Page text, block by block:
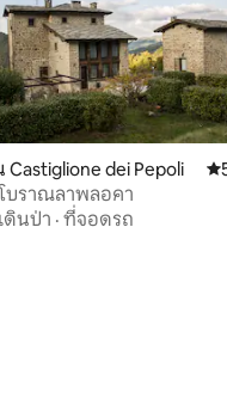
33 รีวิว
dei Pepoli ค
บราณลาพลอคา
เดินป่า · ที่จอดรถ